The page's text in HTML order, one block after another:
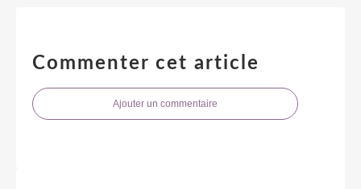
Commenter cet article
Ajouter un commentaire